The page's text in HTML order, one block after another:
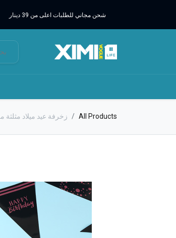
شحن مجاني للطلبات اعلى من 39 دينار
All Products زخرفة عيد ميلاد مثلثة